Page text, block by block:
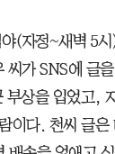
(자정~새벽 5
가 SNS에 글
상을 입었고,
이다. 천씨 글